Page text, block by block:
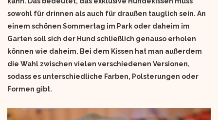
sowohl für drinnen als auch für draußen tauglich sein. An
einem schönen Sommertag im Park oder daheim im
Garten soll sich der Hund schließlich genauso erholen
können wie daheim. Bei dem Kissen hat man außerdem
die Wahl zwischen vielen verschiedenen Versionen,
sodass es unterschiedliche Farben, Polsterungen oder
Formen gibt.